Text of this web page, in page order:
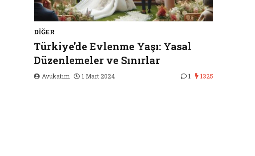
DIĞER
Türkiye’de Evlenme Yaşı: Yasal
Düzenlemeler ve Sınırlar
Avukatım 1 Mart 2024 1 1325